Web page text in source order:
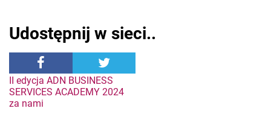
Udostępnij w sieci..
Nawigacja
wpisu
II edycja ADN BUSINESS
SERVICES ACADEMY 2024
za nami